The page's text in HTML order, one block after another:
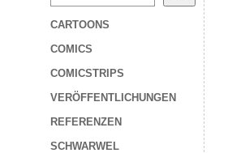
CARTOONS
COMICS
COMICSTRIPS
VERÖFFENTLICHUNGEN
REFERENZEN
SCHWARWEL